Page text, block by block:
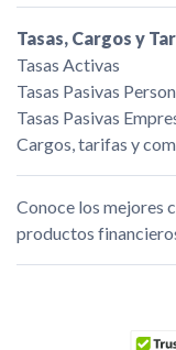
Tasas, Cargos y
Tasas Activas
Tasas Pasivas
Tasas Pasivas
Cargos, tarifas y
Conoce los mejores
productos